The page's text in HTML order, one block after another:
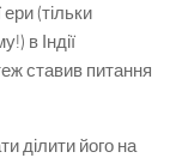
(тільки
в Індії
ставив питання
ділити його на